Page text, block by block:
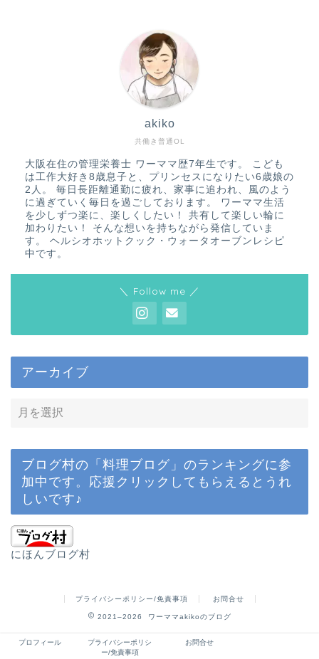
共働き普通OL
akiko
大阪在住の管理栄養士 ワーママ歴7年生です。 こども
は工作大好き8歳息子と、プリンセスになりたい6歳娘の
2人。 毎日長距離通勤に疲れ、家事に追われ、風のよう
に過ぎていく毎日を過ごしております。 ワーママ生活
を少しずつ楽に、楽しくしたい！ 共有して楽しい輪に
加わりたい！ そんな想いを持ちながら発信していま
す。 ヘルシオホットクック・ウォータオーブンレシピ
中です。
＼ Follow me ／
アーカイブ
ブログ村の「料理ブログ」のランキングに参
加中です。応援クリックしてもらえるとうれ
しいです♪
にほんブログ村
プライバシーポリシー/免責事項 お問合せ
2021–2026 ワーママakikoのブログ
プロフィール
プライバシーポリシ
ー/免責事項
お問合せ